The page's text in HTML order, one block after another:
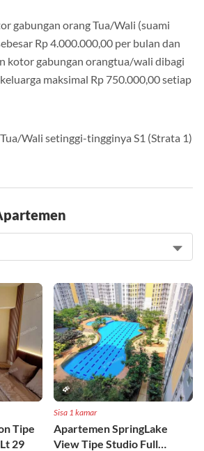
gabungan orang Tua/Wali (suami
Rp 4.000.000,00 per bulan dan
kotor gabungan orangtua/wali dibagi
maksimal Rp 750.000,00 setiap
Wali setinggi-tingginya S1 (Strata 1)
Tipe
29
Sisa 1 kamar
Apartemen SpringLake
View Tipe Studio Full